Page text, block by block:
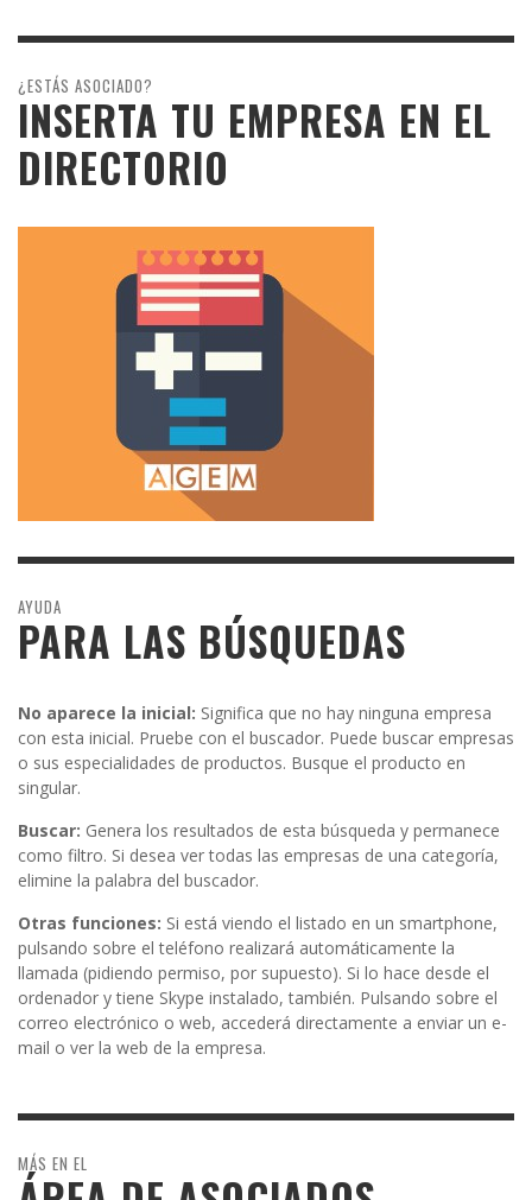
¿ESTÁS ASOCIADO?
INSERTA TU EMPRESA EN EL
DIRECTORIO
AYUDA
PARA LAS BÚSQUEDAS
No aparece la inicial: Significa que no hay ninguna empresa
con esta inicial. Pruebe con el buscador. Puede buscar empresas
o sus especialidades de productos. Busque el producto en
singular.
Buscar: Genera los resultados de esta búsqueda y permanece
como filtro. Si desea ver todas las empresas de una categoría,
elimine la palabra del buscador.
Otras funciones: Si está viendo el listado en un smartphone,
pulsando sobre el teléfono realizará automáticamente la
llamada (pidiendo permiso, por supuesto). Si lo hace desde el
ordenador y tiene Skype instalado, también. Pulsando sobre el
correo electrónico o web, accederá directamente a enviar un e-
mail o ver la web de la empresa.
MÁS EN EL